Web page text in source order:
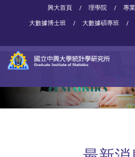
興大首頁 / 理學院 / 專
大數據博士班
/ 大數據碩專班 /